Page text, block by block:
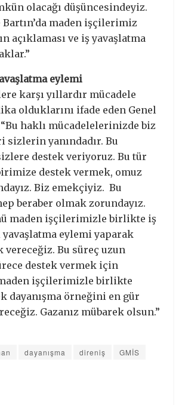
olacağı düşüncesindeyiz.
maden işçilerimiz
açıklaması ve iş yavaşlatma
eylemi
karşı yıllardır mücadele
olduklarını ifade eden Genel
haklı mücadelelerinizde biz
sizlerin yanındadır. Bu
destek veriyoruz. Bu tür
destek vermek, omuz
Biz emekçiyiz. Bu
beraber olmak zorundayız.
maden işçilerimizle birlikte iş
eylemi yaparak
vereceğiz. Bu süreç uzun
destek vermek için
işçilerimizle birlikte
dayanışma örneğini en gür
Gazanız mübarek olsun.”
dayanışma direniş
GMİS